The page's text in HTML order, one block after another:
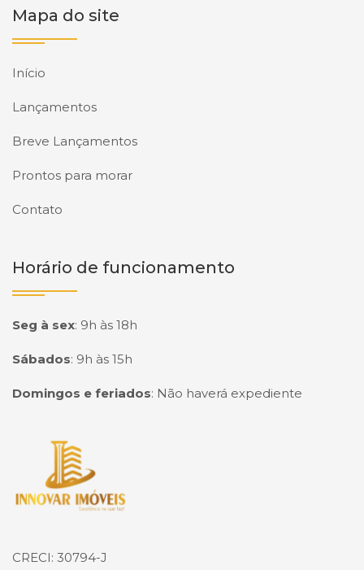
Mapa do site
Início
Lançamentos
Breve Lançamentos
Prontos para morar
Contato
Horário de funcionamento
Seg à sex: 9h às 18h
Sábados: 9h às 15h
Domingos e feriados: Não haverá expediente
Página inicial
CRECI: 30794-J